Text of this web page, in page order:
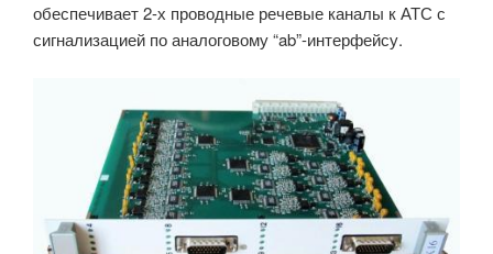
обеспечивает 2-х проводные речевые каналы к АТС с
сигнализацией по аналоговому “ab”-интерфейсу.